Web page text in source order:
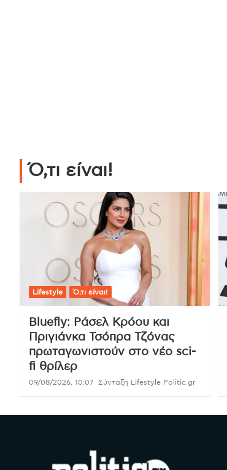
Ό,τι είναι!
Lifestyle Ό,τι είναι!
Bluefly: Ράσελ Κρόου και
Πριγιάνκα Τσόπρα Τζόνας
πρωταγωνιστούν στο νέο sci-
fi θρίλερ
09/08/2026, 10:07 Σύνταξη Lifestyle Politic.gr